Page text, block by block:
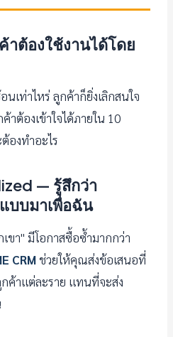
าต้องใช้งานได้โดย
เท่าไหร่ ลูกค้าก็ยิ่งเลิกสนใจ
าต้องเข้าใจได้ภายใน 10
องทำอะไร
— รู้สึกว่า
บบมาเพื่อฉัน
ขา" มีโอกาสซื้อซ้ำมากกว่า
CRMช่วยให้คุณส่งข้อเสนอที่
ค้าแต่ละราย แทนที่จะส่ง